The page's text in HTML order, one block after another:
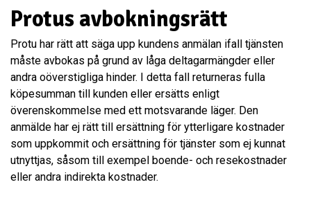
Protus avbokningsrätt
Protu har rätt att säga upp kundens anmälan ifall tjänsten
måste avbokas på grund av låga deltagarmängder eller
andra oöverstigliga hinder. I detta fall returneras fulla
köpesumman till kunden eller ersätts enligt
överenskommelse med ett motsvarande läger. Den
anmälde har ej rätt till ersättning för ytterligare kostnader
som uppkommit och ersättning för tjänster som ej kunnat
utnyttjas, såsom till exempel boende- och resekostnader
eller andra indirekta kostnader.